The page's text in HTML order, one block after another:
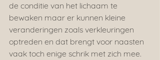
de conditie van het lichaam te
bewaken maar er kunnen kleine
veranderingen zoals verkleuringen
optreden en dat brengt voor naasten
vaak toch enige schrik met zich mee.